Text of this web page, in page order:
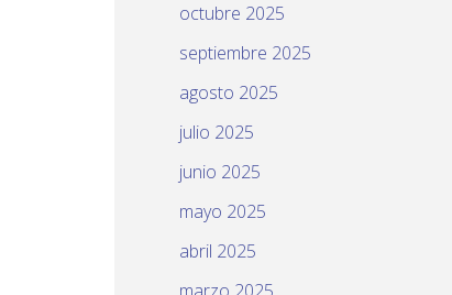
octubre 2025
septiembre 2025
agosto 2025
julio 2025
junio 2025
mayo 2025
abril 2025